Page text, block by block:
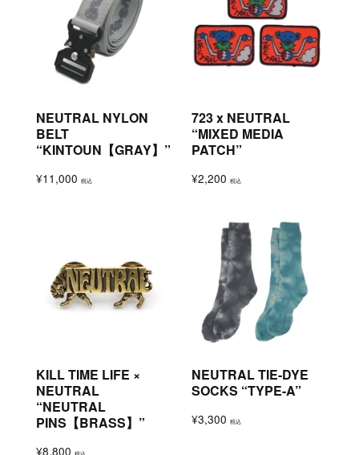
NEUTRAL NYLON
BELT
“KINTOUN【GRAY】”
¥11,000 税込
723 x NEUTRAL
“MIXED MEDIA
PATCH”
¥2,200 税込
KILL TIME LIFE ×
NEUTRAL
“NEUTRAL
PINS【BRASS】”
¥8,800 税込
NEUTRAL TIE-DYE
SOCKS “TYPE-A”
¥3,300 税込